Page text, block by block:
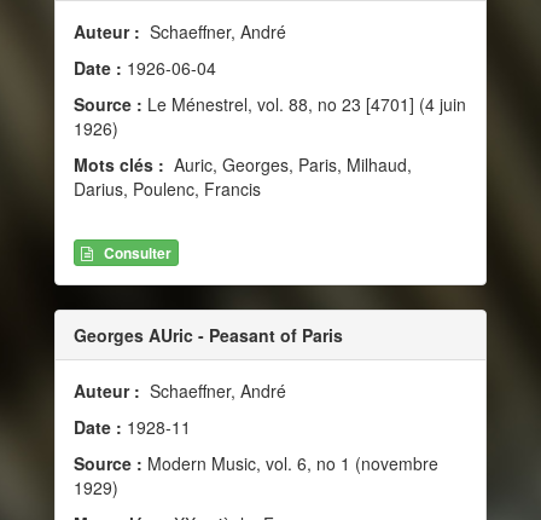
Auteur : Schaeffner, André
Date : 1926-06-04
Source : Le Ménestrel, vol. 88, no 23 [4701] (4 juin
1926)
Mots clés : Auric, Georges, Paris, Milhaud,
Darius, Poulenc, Francis
Consulter
Georges AUric - Peasant of Paris
Auteur : Schaeffner, André
Date : 1928-11
Source : Modern Music, vol. 6, no 1 (novembre
1929)